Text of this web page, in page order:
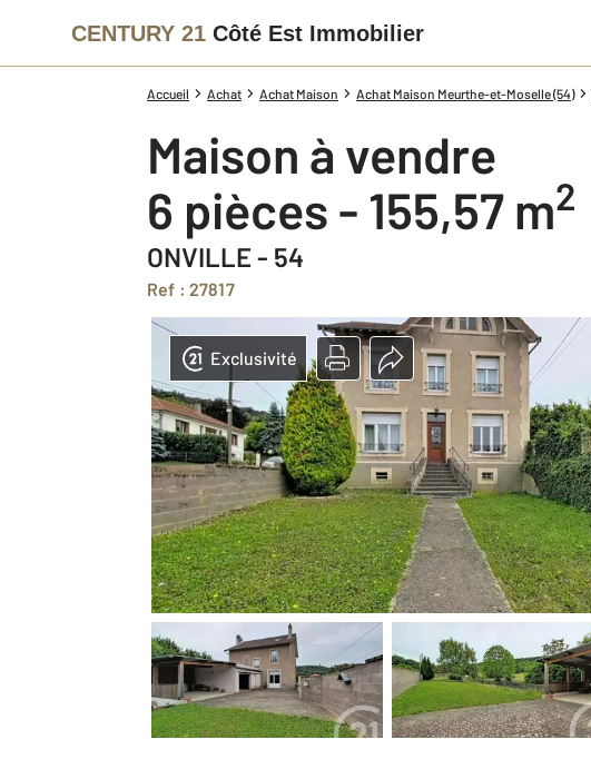
CENTURY 21 Côté Est Immobilier
Accueil Achat Achat Maison Achat Maison Meurthe-et-Moselle (54)
Maison à vendre
6 pièces - 155,57 m2
ONVILLE - 54
Ref : 27817
Exclusivité